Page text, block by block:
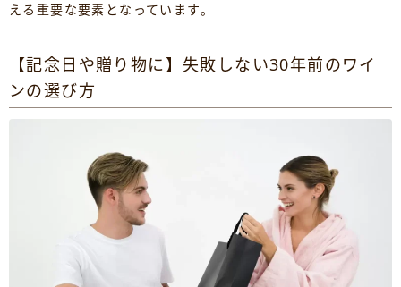
える重要な要素となっています。
【記念日や贈り物に】失敗しない30年前のワイ
ンの選び方